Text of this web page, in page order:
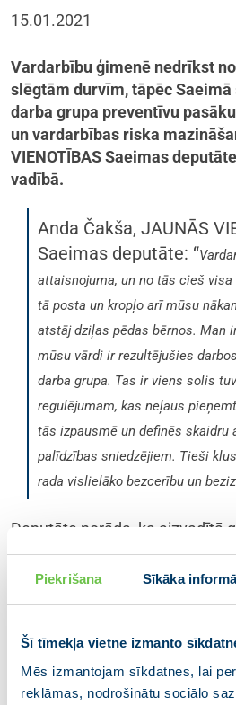
Piekrišana Sīkāka
Šī tīmekļa vietne izmanto
Mēs izmantojam sīkdatnes, lai
reklāmas, nodrošinātu sociālo
15.01.2021
Vardarbību ģimenē nedrīkst
slēgtām durvīm, tāpēc
darba grupa preventīvu
un vardarbības riska
VIENOTĪBAS Saeimas
vadībā.
Anda Čakša, JAUNĀS
Saeimas deputāte: “
attaisnojuma, un no tās cieš
tā posta un kropļo arī mūsu
atstāj dziļas pēdas bērnos. Man
mūsu vārdi ir rezultējušies
darba grupa. Tas ir viens solis
regulējumam, kas neļaus
tās izpausmē un definēs skaidru
palīdzības sniedzējiem. Tieši
rada vislielāko bezcerību un
Deputāte norāda, ka aizvadītā
tika saņemta vēstule no
pieci!” komandas, kurā lūgts
turpina pievērst uzmanību šim
tikai jāstrādā ar pašiem
nodrošināšanu upuriem, bet arī